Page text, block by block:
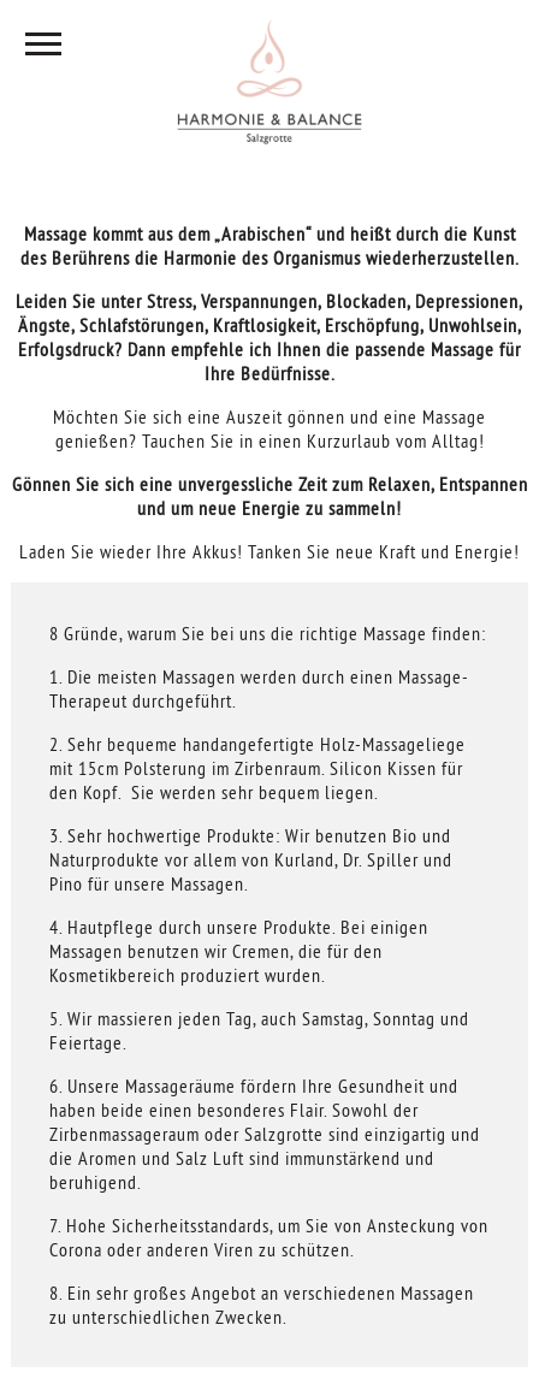
Massage kommt aus dem „Arabischen“ und heißt durch die Kunst
des Berührens die Harmonie des Organismus wiederherzustellen.
Leiden Sie unter Stress, Verspannungen, Blockaden, Depressionen,
Ängste, Schlafstörungen, Kraftlosigkeit, Erschöpfung, Unwohlsein,
Erfolgsdruck? Dann empfehle ich Ihnen die passende Massage für
Ihre Bedürfnisse.
Möchten Sie sich eine Auszeit gönnen und eine Massage
genießen? Tauchen Sie in einen Kurzurlaub vom Alltag!
Gönnen Sie sich eine unvergessliche Zeit zum Relaxen, Entspannen
und um neue Energie zu sammeln!
Laden Sie wieder Ihre Akkus! Tanken Sie neue Kraft und Energie!
8 Gründe, warum Sie bei uns die richtige Massage finden:
1. Die meisten Massagen werden durch einen Massage-
Therapeut durchgeführt.
2. Sehr bequeme handangefertigte Holz-Massageliege
mit 15cm Polsterung im Zirbenraum. Silicon Kissen für
den Kopf. Sie werden sehr bequem liegen.
3. Sehr hochwertige Produkte: Wir benutzen Bio und
Naturprodukte vor allem von Kurland, Dr. Spiller und
Pino für unsere Massagen.
4. Hautpflege durch unsere Produkte. Bei einigen
Massagen benutzen wir Cremen, die für den
Kosmetikbereich produziert wurden.
5. Wir massieren jeden Tag, auch Samstag, Sonntag und
Feiertage.
6. Unsere Massageräume fördern Ihre Gesundheit und
haben beide einen besonderes Flair. Sowohl der
Zirbenmassageraum oder Salzgrotte sind einzigartig und
die Aromen und Salz Luft sind immunstärkend und
beruhigend.
7. Hohe Sicherheitsstandards, um Sie von Ansteckung von
Corona oder anderen Viren zu schützen.
8. Ein sehr großes Angebot an verschiedenen Massagen
zu unterschiedlichen Zwecken.